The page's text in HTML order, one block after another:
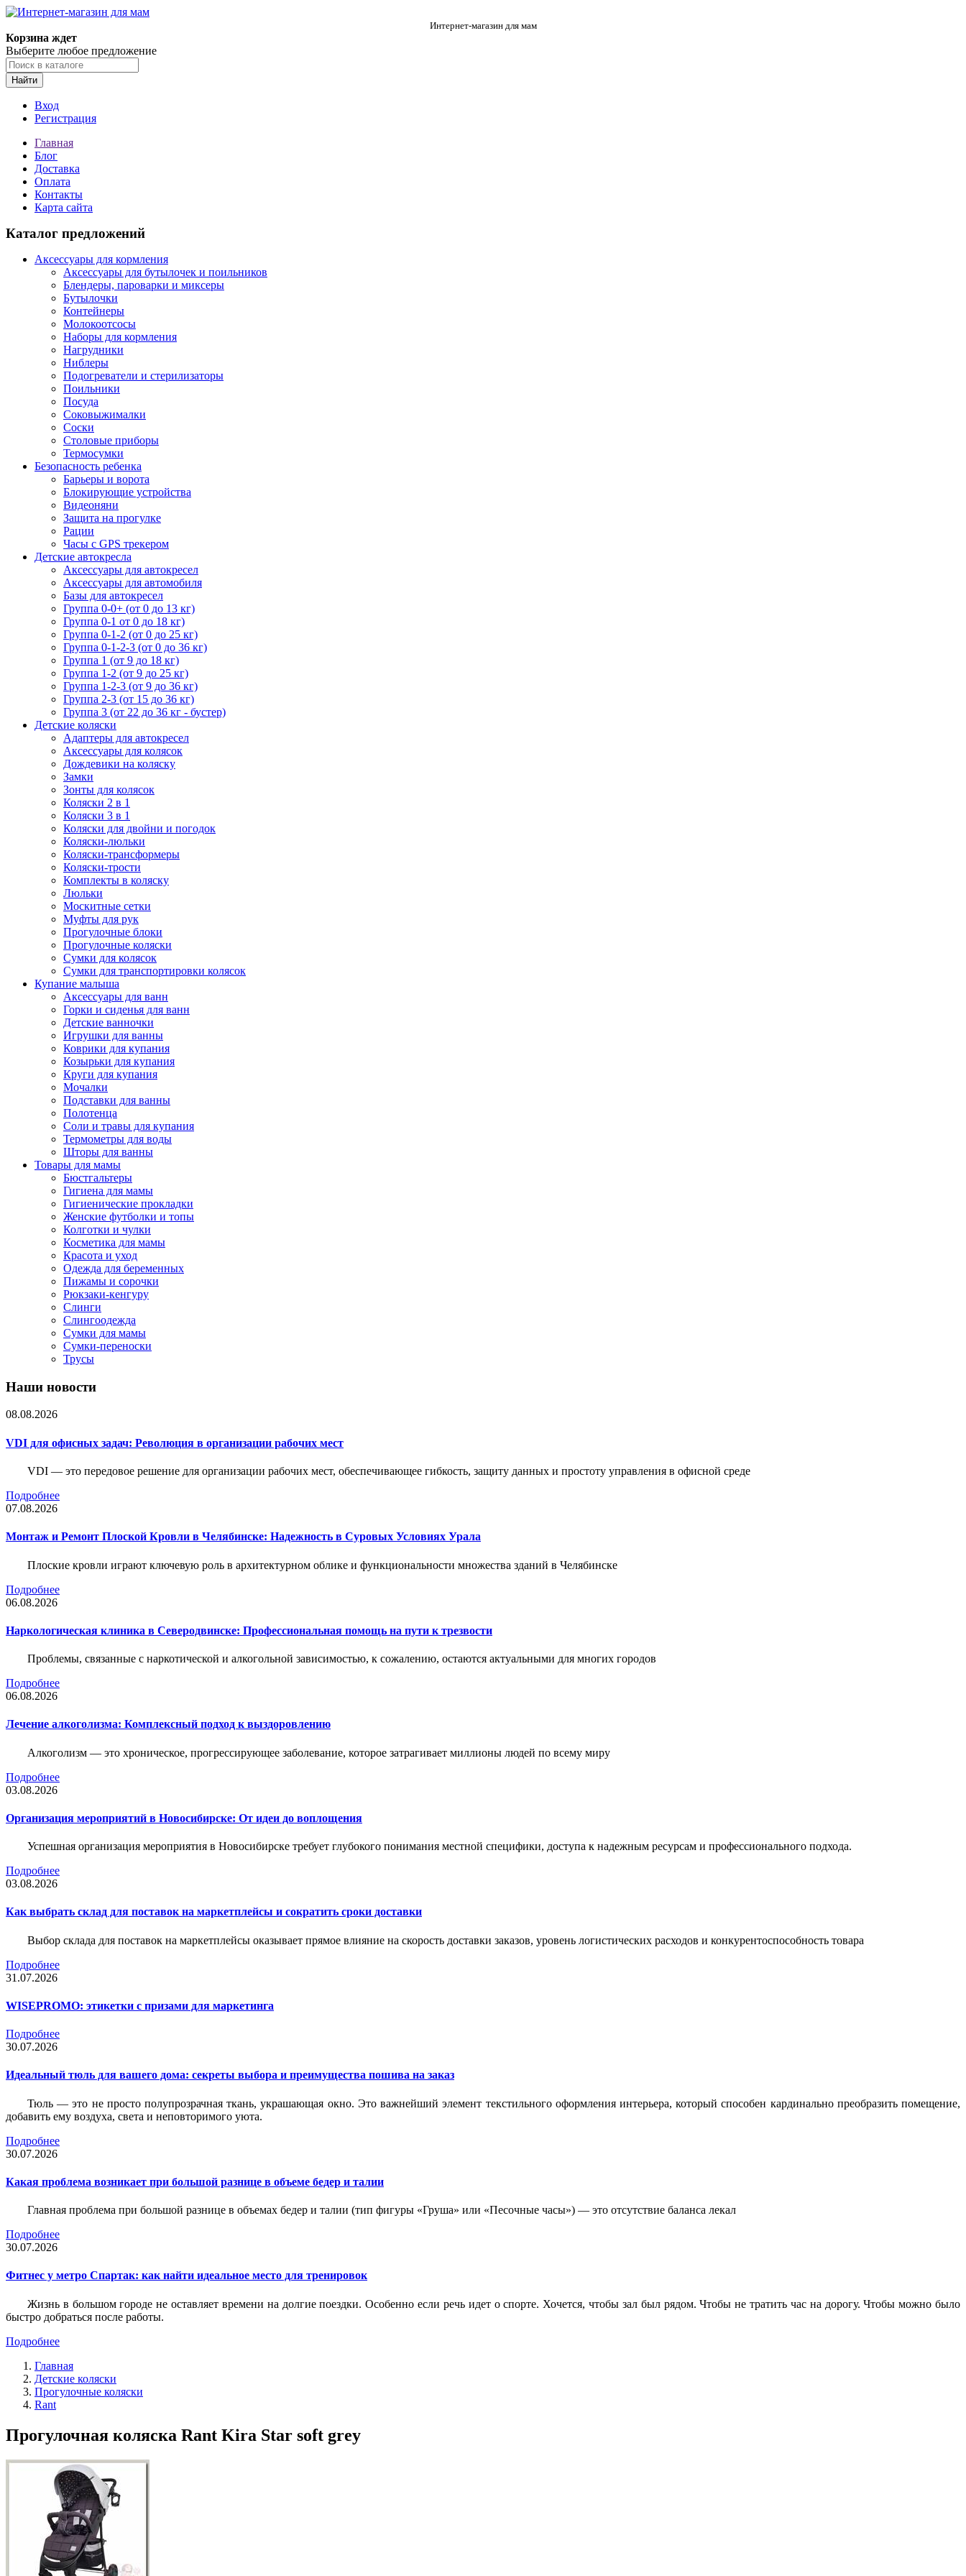
Интернет-магазин для мам
Корзина ждет
Выберите любое предложение
Найти
Вход
Регистрация
Главная
Блог
Доставка
Оплата
Контакты
Карта сайта
Каталог предложений
Аксессуары для кормления
Аксессуары для бутылочек и поильников
Блендеры, пароварки и миксеры
Бутылочки
Контейнеры
Молокоотсосы
Наборы для кормления
Нагрудники
Ниблеры
Подогреватели и стерилизаторы
Поильники
Посуда
Соковыжималки
Соски
Столовые приборы
Термосумки
Безопасность ребенка
Барьеры и ворота
Блокирующие устройства
Видеоняни
Защита на прогулке
Рации
Часы с GPS трекером
Детские автокресла
Аксессуары для автокресел
Аксессуары для автомобиля
Базы для автокресел
Группа 0-0+ (от 0 до 13 кг)
Группа 0-1 от 0 до 18 кг)
Группа 0-1-2 (от 0 до 25 кг)
Группа 0-1-2-3 (от 0 до 36 кг)
Группа 1 (от 9 до 18 кг)
Группа 1-2 (от 9 до 25 кг)
Группа 1-2-3 (от 9 до 36 кг)
Группа 2-3 (от 15 до 36 кг)
Группа 3 (от 22 до 36 кг - бустер)
Детские коляски
Адаптеры для автокресел
Аксессуары для колясок
Дождевики на коляску
Замки
Зонты для колясок
Коляски 2 в 1
Коляски 3 в 1
Коляски для двойни и погодок
Коляски-люльки
Коляски-трансформеры
Коляски-трости
Комплекты в коляску
Люльки
Москитные сетки
Муфты для рук
Прогулочные блоки
Прогулочные коляски
Сумки для колясок
Сумки для транспортировки колясок
Купание малыша
Аксессуары для ванн
Горки и сиденья для ванн
Детские ванночки
Игрушки для ванны
Коврики для купания
Козырьки для купания
Круги для купания
Мочалки
Подставки для ванны
Полотенца
Соли и травы для купания
Термометры для воды
Шторы для ванны
Товары для мамы
Бюстгальтеры
Гигиена для мамы
Гигиенические прокладки
Женские футболки и топы
Колготки и чулки
Косметика для мамы
Красота и уход
Одежда для беременных
Пижамы и сорочки
Рюкзаки-кенгуру
Слинги
Слингоодежда
Сумки для мамы
Сумки-переноски
Трусы
Наши новости
08.08.2026
VDI для офисных задач: Революция в организации рабочих мест
VDI — это передовое решение для организации рабочих мест, обеспечивающее гибкость, защиту данных и простоту управления в офисной среде
Подробнее
07.08.2026
Монтаж и Ремонт Плоской Кровли в Челябинске: Надежность в Суровых Условиях Урала
Плоские кровли играют ключевую роль в архитектурном облике и функциональности множества зданий в Челябинске
Подробнее
06.08.2026
Наркологическая клиника в Северодвинске: Профессиональная помощь на пути к трезвости
Проблемы, связанные с наркотической и алкогольной зависимостью, к сожалению, остаются актуальными для многих городов
Подробнее
06.08.2026
Лечение алкоголизма: Комплексный подход к выздоровлению
Алкоголизм — это хроническое, прогрессирующее заболевание, которое затрагивает миллионы людей по всему миру
Подробнее
03.08.2026
Организация мероприятий в Новосибирске: От идеи до воплощения
Успешная организация мероприятия в Новосибирске требует глубокого понимания местной специфики, доступа к надежным ресурсам и профессионального подхода.
Подробнее
03.08.2026
Как выбрать склад для поставок на маркетплейсы и сократить сроки доставки
Выбор склада для поставок на маркетплейсы оказывает прямое влияние на скорость доставки заказов, уровень логистических расходов и конкурентоспособность товара
Подробнее
31.07.2026
WISEPROMO: этикетки с призами для маркетинга
Подробнее
30.07.2026
Идеальный тюль для вашего дома: секреты выбора и преимущества пошива на заказ
Тюль — это не просто полупрозрачная ткань, украшающая окно. Это важнейший элемент текстильного оформления интерьера, который способен кардинально преобразить помещение,
добавить ему воздуха, света и неповторимого уюта.
Подробнее
30.07.2026
Какая проблема возникает при большой разнице в объеме бедер и талии
Главная проблема при большой разнице в объемах бедер и талии (тип фигуры «Груша» или «Песочные часы») — это отсутствие баланса лекал
Подробнее
30.07.2026
Фитнес у метро Спартак: как найти идеальное место для тренировок
Жизнь в большом городе не оставляет времени на долгие поездки. Особенно если речь идет о спорте. Хочется, чтобы зал был рядом. Чтобы не тратить час на дорогу. Чтобы можно было
быстро добраться после работы.
Подробнее
Главная
Детские коляски
Прогулочные коляски
Rant
Прогулочная коляска Rant Kira Star soft grey